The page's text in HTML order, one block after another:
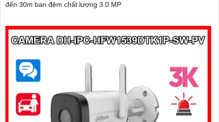
đến 30m ban đêm chất lượng 3.0 MP